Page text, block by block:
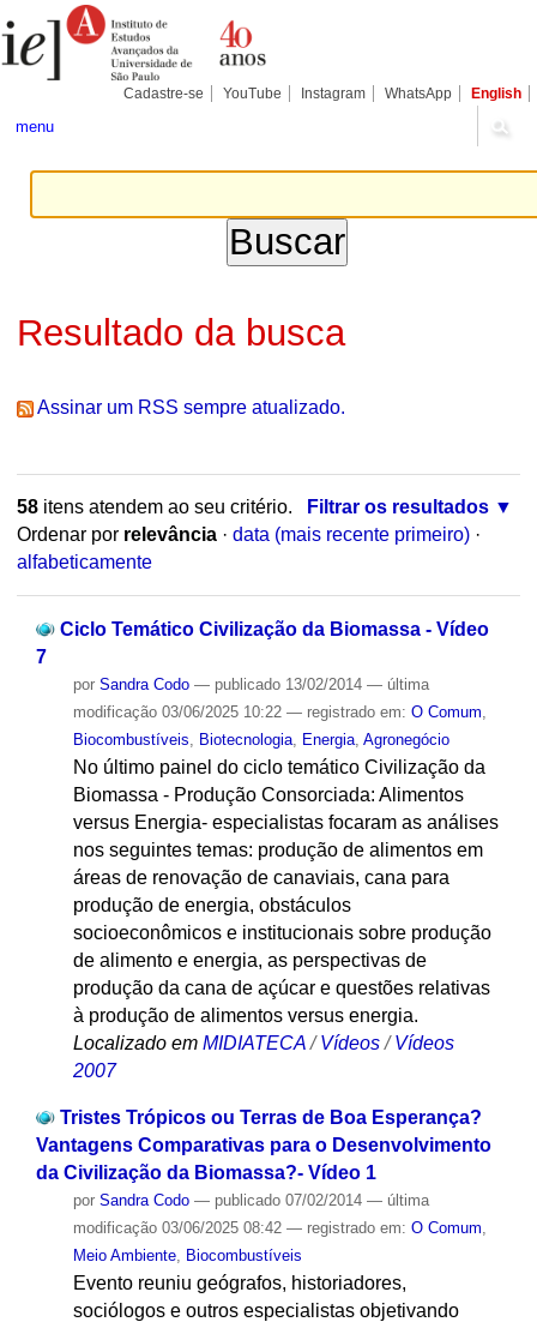
para
conteúdo.
Pessoais
Cadastre-se YouTube Instagram WhatsApp English
menu
Resultado da busca
Assinar um RSS sempre atualizado.
58itens atendem ao seu critério.
Filtrar os resultados
Ordenar por relevância · data (mais recente primeiro) ·
alfabeticamente
Ciclo Temático Civilização da Biomassa - Vídeo
7
por Sandra Codo — publicado13/02/2014 — última
modificação03/06/2025 10:22 — registrado em: O Comum
Biocombustíveis
Biotecnologia, Energia, Agronegócio
No último painel do ciclo temático Civilização da
Biomassa - Produção Consorciada: Alimentos
versus Energia- especialistas focaram as análises
nos seguintes temas: produção de alimentos em
áreas de renovação de canaviais, cana para
produção de energia, obstáculos
socioeconômicos e institucionais sobre produção
de alimento e energia, as perspectivas de
produção da cana de açúcar e questões relativas
à produção de alimentos versus energia.
Localizado em MIDIATECA /Vídeos /Vídeos
2007
Tristes Trópicos ou Terras de Boa Esperança?
Vantagens Comparativas para o Desenvolvimento
da Civilização da Biomassa?- Vídeo 1
por Sandra Codo — publicado07/02/2014 — última
modificação03/06/2025 08:42 — registrado em: O Comum
Meio Ambiente, Biocombustíveis
Evento reuniu geógrafos, historiadores,
sociólogos e outros especialistas objetivando